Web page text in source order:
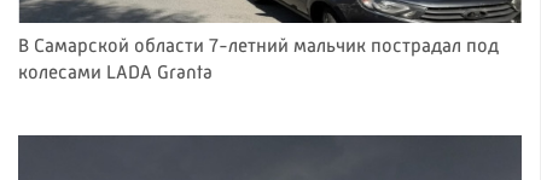
В Самарской области 7-летний мальчик пострадал под
колесами LADA Granta